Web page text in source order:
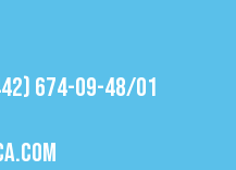
674-09-48/01